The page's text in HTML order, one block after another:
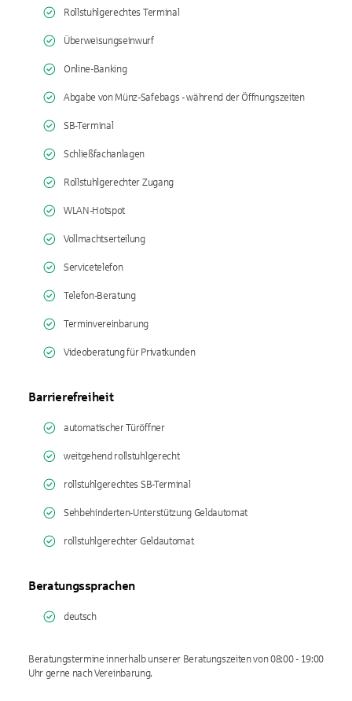
Rollstuhlgerechtes Terminal
Überweisungseinwurf
Online-Banking
Abgabe von Münz-Safebags - während der Öffnungszeiten
SB-Terminal
Schließfachanlagen
Rollstuhlgerechter Zugang
WLAN-Hotspot
Vollmachtserteilung
Servicetelefon
Telefon-Beratung
Terminvereinbarung
Videoberatung für Privatkunden
Barrierefreiheit
automatischer Türöffner
weitgehend rollstuhlgerecht
rollstuhlgerechtes SB-Terminal
Sehbehinderten-Unterstützung Geldautomat
rollstuhlgerechter Geldautomat
Beratungssprachen
deutsch
Beratungstermine innerhalb unserer Beratungszeiten von 08:00 - 19:00
Uhr gerne nach Vereinbarung.